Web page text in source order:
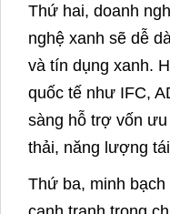
Thứ hai, doanh
nghệ xanh sẽ dễ
và tín dụng xanh.
quốc tế như IFC,
sàng hỗ trợ vốn
thải, năng lượng
Thứ ba, minh